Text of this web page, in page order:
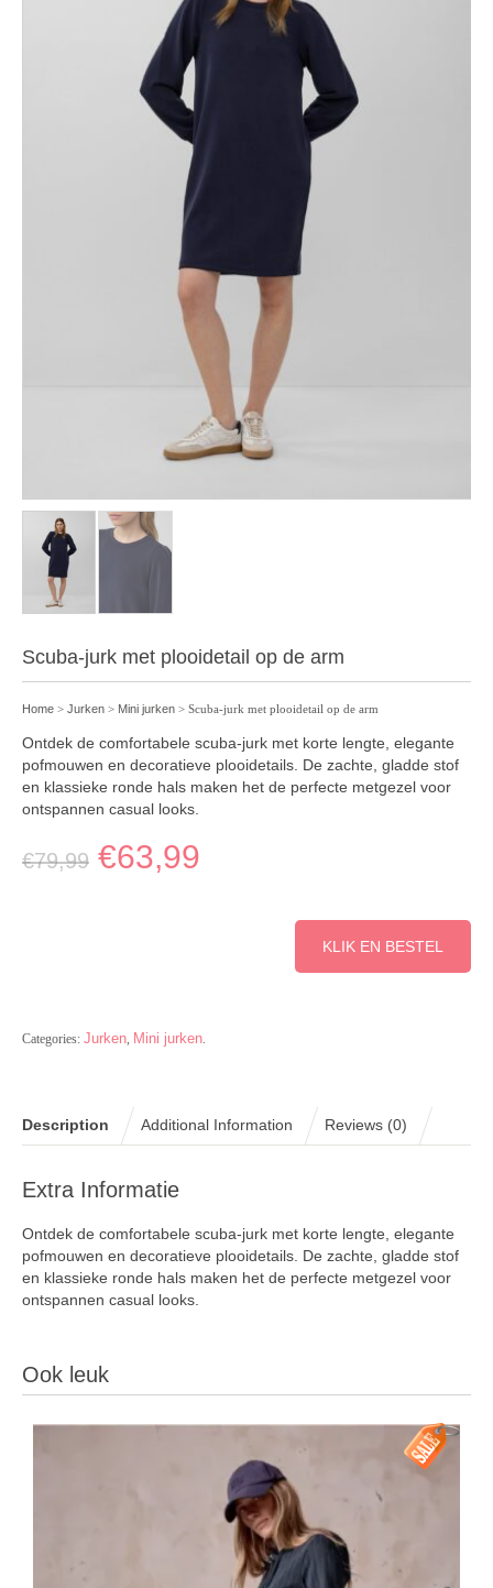
Scuba-jurk met plooidetail op de arm
Home > Jurken > Mini jurken > Scuba-jurk met plooidetail op de arm
Ontdek de comfortabele scuba-jurk met korte lengte, elegante
pofmouwen en decoratieve plooidetails. De zachte, gladde stof
en klassieke ronde hals maken het de perfecte metgezel voor
ontspannen casual looks.
€79,99 €63,99
KLIK EN BESTEL
Categories: Jurken, Mini jurken.
Description Additional Information Reviews (0)
Extra Informatie
Ontdek de comfortabele scuba-jurk met korte lengte, elegante
pofmouwen en decoratieve plooidetails. De zachte, gladde stof
en klassieke ronde hals maken het de perfecte metgezel voor
ontspannen casual looks.
Ook leuk